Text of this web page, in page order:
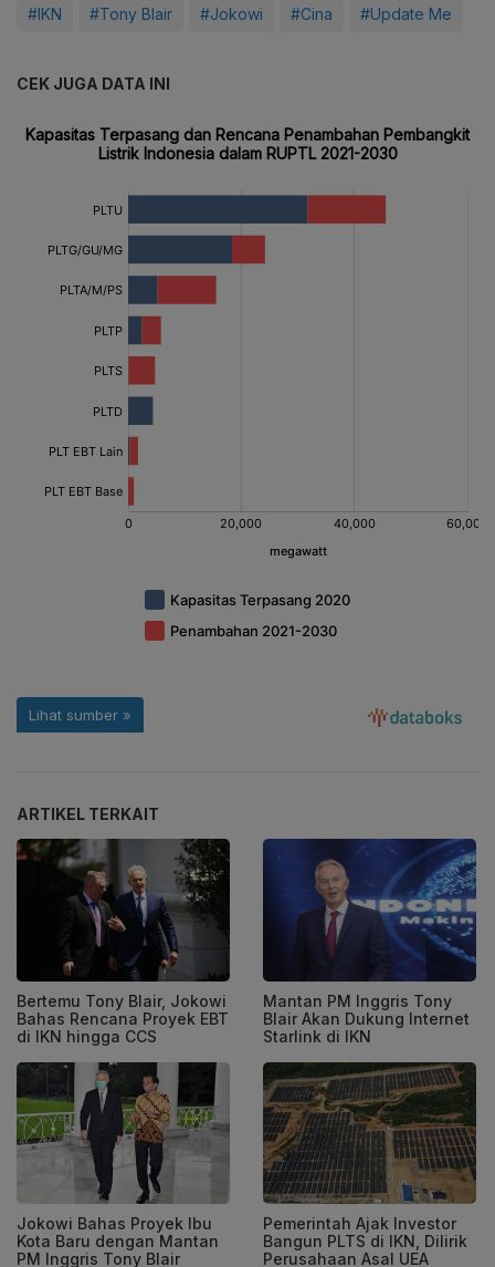
#IKN #Tony Blair #Jokowi #Cina #Update Me
CEK JUGA DATA INI
ARTIKEL TERKAIT
Bertemu Tony Blair, Jokowi
Bahas Rencana Proyek EBT
di IKN hingga CCS
Mantan PM Inggris Tony
Blair Akan Dukung Internet
Starlink di IKN
Jokowi Bahas Proyek Ibu
Kota Baru dengan Mantan
PM Inggris Tony Blair
Pemerintah Ajak Investor
Bangun PLTS di IKN, Dilirik
Perusahaan Asal UEA